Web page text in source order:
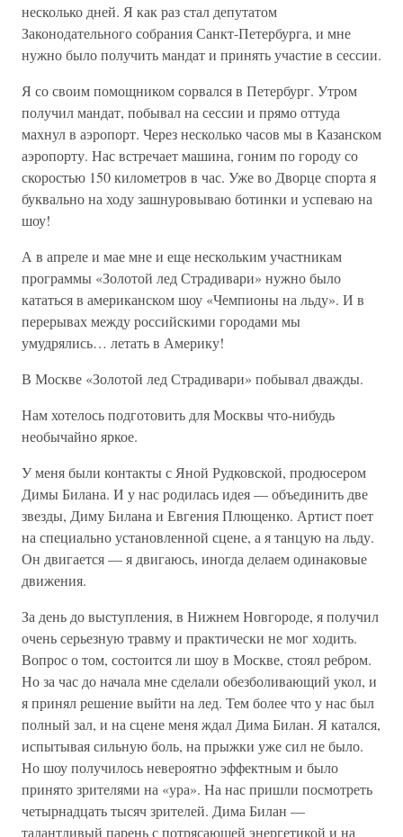
несколько дней. Я как раз стал депутатом
Законодательного собрания Санкт-Петербурга, и мне
нужно было получить мандат и принять участие в сессии.
Я со своим помощником сорвался в Петербург. Утром
получил мандат, побывал на сессии и прямо оттуда
махнул в аэропорт. Через несколько часов мы в Казанском
аэропорту. Нас встречает машина, гоним по городу со
скоростью 150 километров в час. Уже во Дворце спорта я
буквально на ходу зашнуровываю ботинки и успеваю на
шоу!
А в апреле и мае мне и еще нескольким участникам
программы «Золотой лед Страдивари» нужно было
кататься в американском шоу «Чемпионы на льду». И в
перерывах между российскими городами мы
умудрялись… летать в Америку!
В Москве «Золотой лед Страдивари» побывал дважды.
Нам хотелось подготовить для Москвы что-нибудь
необычайно яркое.
У меня были контакты с Яной Рудковской, продюсером
Димы Билана. И у нас родилась идея — объединить две
звезды, Диму Билана и Евгения Плющенко. Артист поет
на специально установленной сцене, а я танцую на льду.
Он двигается — я двигаюсь, иногда делаем одинаковые
движения.
За день до выступления, в Нижнем Новгороде, я получил
очень серьезную травму и практически не мог ходить.
Вопрос о том, состоится ли шоу в Москве, стоял ребром.
Но за час до начала мне сделали обезболивающий укол, и
я принял решение выйти на лед. Тем более что у нас был
полный зал, и на сцене меня ждал Дима Билан. Я катался,
испытывая сильную боль, на прыжки уже сил не было.
Но шоу получилось невероятно эффектным и было
принято зрителями на «ура». На нас пришли посмотреть
четырнадцать тысяч зрителей. Дима Билан —
талантливый парень с потрясающей энергетикой и на